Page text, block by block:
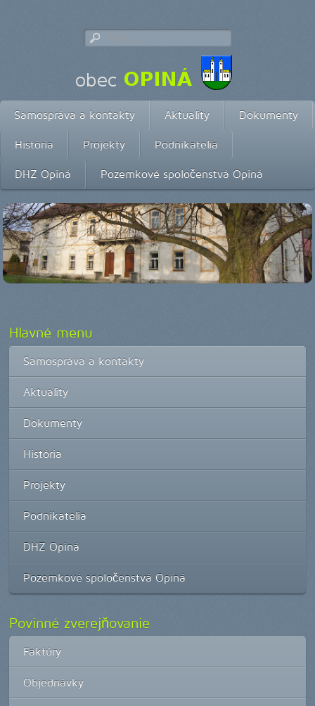
Samospráva a kontakty Aktuality Dokumenty
História Projekty Podnikatelia
DHZ Opiná Pozemkové spoločenstvá Opiná
Hlavné menu
Samospráva a kontakty
Aktuality
Dokumenty
História
Projekty
Podnikatelia
DHZ Opiná
Pozemkové spoločenstvá Opiná
Povinné zverejňovanie
Faktúry
Objednávky